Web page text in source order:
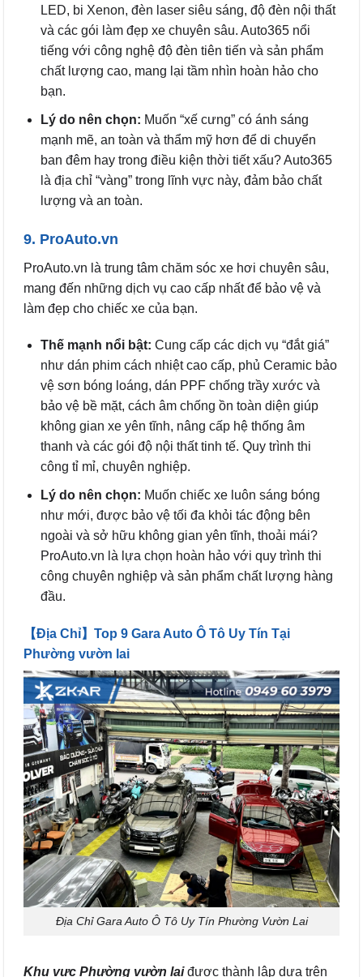
LED, bi Xenon, đèn laser siêu sáng, độ đèn nội thất
và các gói làm đẹp xe chuyên sâu. Auto365 nổi
tiếng với công nghệ độ đèn tiên tiến và sản phẩm
chất lượng cao, mang lại tầm nhìn hoàn hảo cho
bạn.
Lý do nên chọn: Muốn “xế cưng” có ánh sáng
mạnh mẽ, an toàn và thẩm mỹ hơn để di chuyển
ban đêm hay trong điều kiện thời tiết xấu? Auto365
là địa chỉ “vàng” trong lĩnh vực này, đảm bảo chất
lượng và an toàn.
9. ProAuto.vn
ProAuto.vn là trung tâm chăm sóc xe hơi chuyên sâu,
mang đến những dịch vụ cao cấp nhất để bảo vệ và
làm đẹp cho chiếc xe của bạn.
Thế mạnh nổi bật: Cung cấp các dịch vụ “đắt giá”
như dán phim cách nhiệt cao cấp, phủ Ceramic bảo
vệ sơn bóng loáng, dán PPF chống trầy xước và
bảo vệ bề mặt, cách âm chống ồn toàn diện giúp
không gian xe yên tĩnh, nâng cấp hệ thống âm
thanh và các gói độ nội thất tinh tế. Quy trình thi
công tỉ mỉ, chuyên nghiệp.
Lý do nên chọn: Muốn chiếc xe luôn sáng bóng
như mới, được bảo vệ tối đa khỏi tác động bên
ngoài và sở hữu không gian yên tĩnh, thoải mái?
ProAuto.vn là lựa chọn hoàn hảo với quy trình thi
công chuyên nghiệp và sản phẩm chất lượng hàng
đầu.
【Địa Chỉ】Top 9 Gara Auto Ô Tô Uy Tín Tại
Phường vườn lai
Địa Chỉ Gara Auto Ô Tô Uy Tín Phường Vườn Lai
Khu vực Phường vườn laiđược thành lập dựa trên